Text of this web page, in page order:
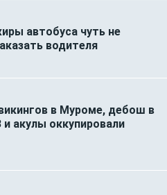
автобуса чуть не
водителя
в Муроме, дебош в
акулы оккупировали